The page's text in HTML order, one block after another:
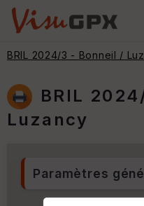
BRIL 2024/3 - Bonneil /
BRIL
Luzancy
Paramètres